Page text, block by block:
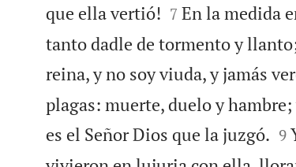
que ella vertió!
7 En la medida
tanto dadle de tormento y
reina, y no soy viuda, y jamás
plagas: muerte, duelo y
es el Señor Dios que la juzgó.
9